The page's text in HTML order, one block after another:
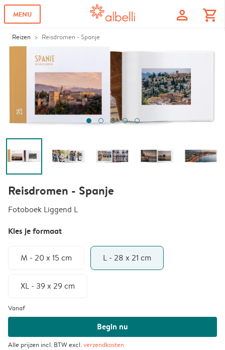
MENU profile shopping_cart
Reizen Reisdromen - Spanje
Reisdromen - Spanje
Fotoboek Liggend L
Kies je formaat
M - 20 x 15 cm L - 28 x 21 cm
XL - 39 x 29 cm
Vanaf
Begin nu
Alle prijzen incl. BTW excl.verzendkosten